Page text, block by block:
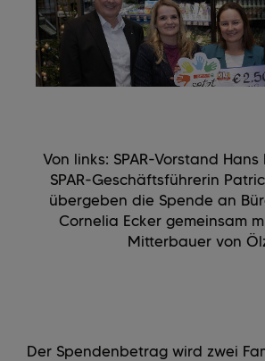
Von links: SPAR-Vorstand Hans
SPAR-Geschäftsführerin
übergeben die Spende an
Cornelia Ecker gemeinsam
Mitterbauer von
Der Spendenbetrag wird zwei